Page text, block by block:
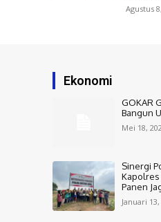
Agustus
Ekonomi
GOKAR
Bangun
Mei 18,
Sinergi
Kapolres
Panen
Januari